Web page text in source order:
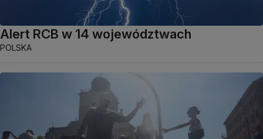
Alert RCB w 14 województwach
POLSKA